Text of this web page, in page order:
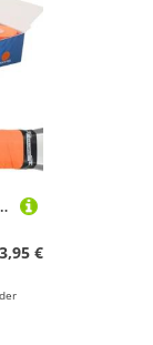
& Kicker inkl. selbstklebendes Abschlußband | Anti-Rutsch (Koralle (Orange))
€